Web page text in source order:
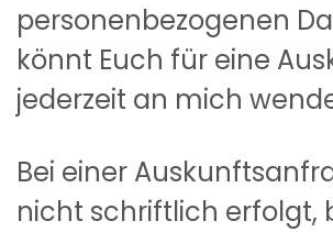
personenbezogenen
könnt Euch für eine
jederzeit an mich
Bei einer
nicht schriftlich erfolgt,